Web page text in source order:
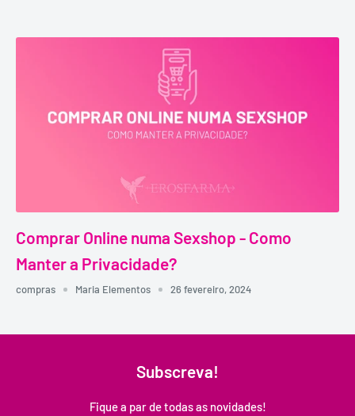
Comprar Online numa Sexshop - Como
Manter a Privacidade?
compras Maria Elementos 26 fevereiro, 2024
Subscreva!
Fique a par de todas as novidades!